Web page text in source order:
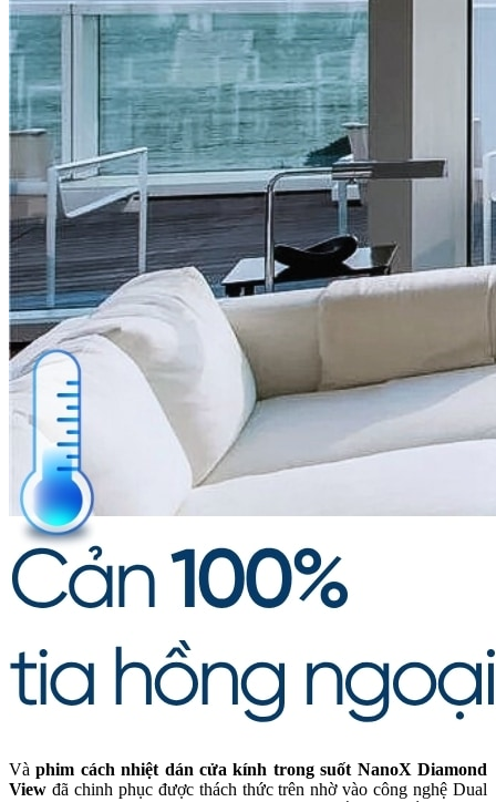
Vàphim cách nhiệt dán cửa kính trong suốt NanoX Diamond
View đã chinh phục được thách thức trên nhờ vào công nghệ Dual